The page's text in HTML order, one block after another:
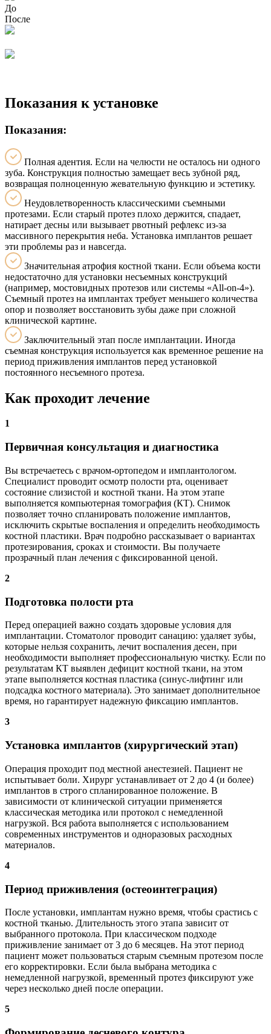
До
После
Показания к установке
Показания:
Полная адентия. Если на челюсти не осталось ни одного
зуба. Конструкция полностью замещает весь зубной ряд,
возвращая полноценную жевательную функцию и эстетику.
Неудовлетворенность классическими съемными
протезами. Если старый протез плохо держится, спадает,
натирает десны или вызывает рвотный рефлекс из-за
массивного перекрытия неба. Установка имплантов решает
эти проблемы раз и навсегда.
Значительная атрофия костной ткани. Если объема кости
недостаточно для установки несъемных конструкций
(например, мостовидных протезов или системы «All-on-4»).
Съемный протез на имплантах требует меньшего количества
опор и позволяет восстановить зубы даже при сложной
клинической картине.
Заключительный этап после имплантации. Иногда
съемная конструкция используется как временное решение на
период приживления имплантов перед установкой
постоянного несъемного протеза.
Как проходит лечение
1
Первичная консультация и диагностика
Вы встречаетесь с врачом-ортопедом и имплантологом.
Специалист проводит осмотр полости рта, оценивает
состояние слизистой и костной ткани. На этом этапе
выполняется компьютерная томография (КТ). Снимок
позволяет точно спланировать положение имплантов,
исключить скрытые воспаления и определить необходимость
костной пластики. Врач подробно рассказывает о вариантах
протезирования, сроках и стоимости. Вы получаете
прозрачный план лечения с фиксированной ценой.
2
Подготовка полости рта
Перед операцией важно создать здоровые условия для
имплантации. Стоматолог проводит санацию: удаляет зубы,
которые нельзя сохранить, лечит воспаления десен, при
необходимости выполняет профессиональную чистку. Если по
результатам КТ выявлен дефицит костной ткани, на этом
этапе выполняется костная пластика (синус-лифтинг или
подсадка костного материала). Это занимает дополнительное
время, но гарантирует надежную фиксацию имплантов.
3
Установка имплантов (хирургический этап)
Операция проходит под местной анестезией. Пациент не
испытывает боли. Хирург устанавливает от 2 до 4 (и более)
имплантов в строго спланированное положение. В
зависимости от клинической ситуации применяется
классическая методика или протокол с немедленной
нагрузкой. Вся работа выполняется с использованием
современных инструментов и одноразовых расходных
материалов.
4
Период приживления (остеоинтеграция)
После установки, имплантам нужно время, чтобы срастись с
костной тканью. Длительность этого этапа зависит от
выбранного протокола. При классическом подходе
приживление занимает от 3 до 6 месяцев. На этот период
пациент может пользоваться старым съемным протезом после
его корректировки. Если была выбрана методика с
немедленной нагрузкой, временный протез фиксируют уже
через несколько дней после операции.
5